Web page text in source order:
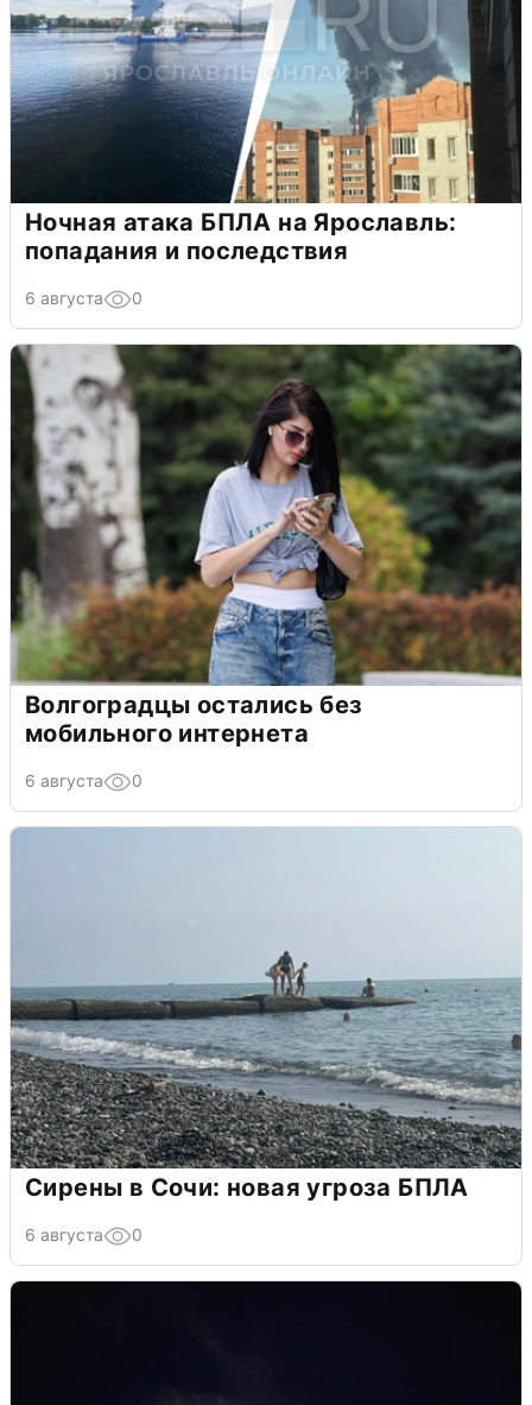
Ночная атака БПЛА на Ярославль:
попадания и последствия
6 августа 0
Волгоградцы остались без
мобильного интернета
6 августа 0
Сирены в Сочи: новая угроза БПЛА
6 августа 0